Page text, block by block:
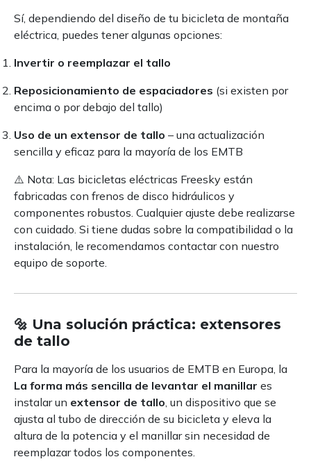
Sí, dependiendo del diseño de tu bicicleta de montaña
eléctrica, puedes tener algunas opciones:
Invertir o reemplazar el tallo
Reposicionamiento de espaciadores (si existen por
encima o por debajo del tallo)
Uso de un extensor de tallo – una actualización
sencilla y eficaz para la mayoría de los EMTB
⚠️ Nota: Las bicicletas eléctricas Freesky están
fabricadas con frenos de disco hidráulicos y
componentes robustos. Cualquier ajuste debe realizarse
con cuidado. Si tiene dudas sobre la compatibilidad o la
instalación, le recomendamos contactar con nuestro
equipo de soporte.
🔩 Una solución práctica: extensores
de tallo
Para la mayoría de los usuarios de EMTB en Europa, la
La forma más sencilla de levantar el manillar es
instalar un extensor de tallo, un dispositivo que se
ajusta al tubo de dirección de su bicicleta y eleva la
altura de la potencia y el manillar sin necesidad de
reemplazar todos los componentes.